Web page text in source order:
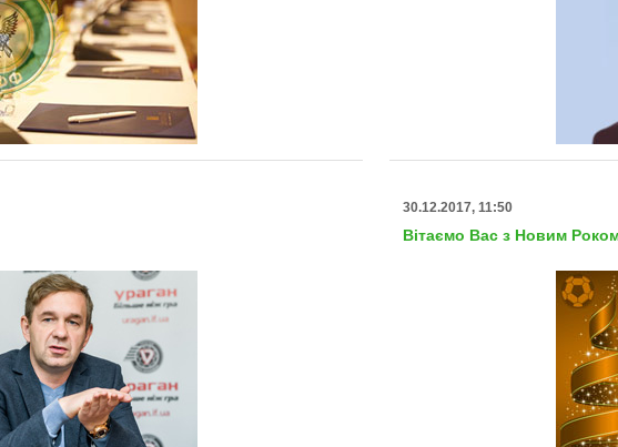
30.12.2017, 11:50
Вітаємо Вас з Новим